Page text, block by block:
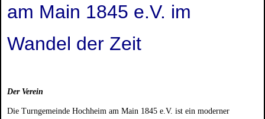
am Main 1845 e.V. im
Wandel der Zeit
Der Verein
Die Turngemeinde Hochheim am Main 1845 e.V. ist ein moderner